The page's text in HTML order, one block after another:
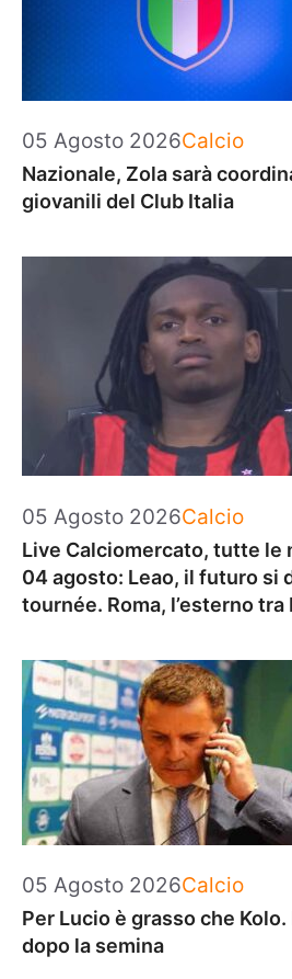
05 Agosto 2026Categorie
Calcio
Nazionale, Zola sarà
giovanili del Club Italia
05 Agosto 2026Categorie
Calcio
Live Calciomercato, tutte le
04 agosto: Leao, il futuro si
tournée. Roma, l’esterno tra
05 Agosto 2026Categorie
Calcio
Per Lucio è grasso che
dopo la semina